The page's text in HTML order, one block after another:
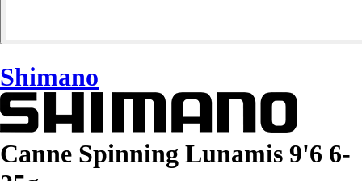
Shimano
Canne Spinning Lunamis 9'6 6-